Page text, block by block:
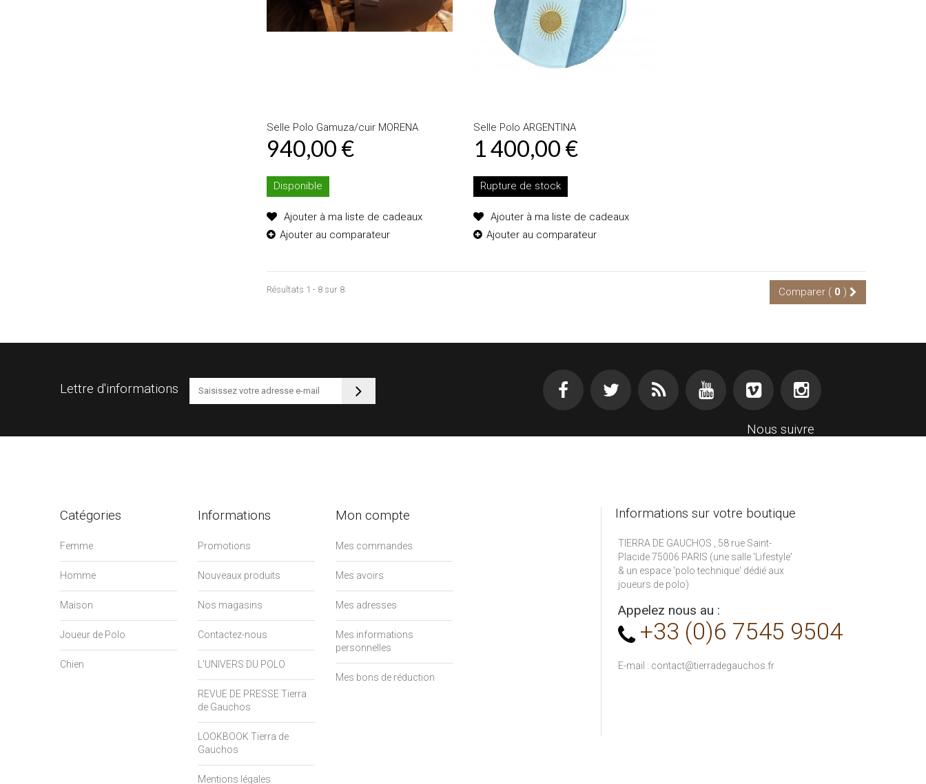
Selle Polo Gamuza/cuir MORENA
940,00 €
Disponible
Ajouter à ma liste de cadeaux
Ajouter au comparateur
panier
Détails
Selle Polo ARGENTINA
1 400,00 €
Rupture de stock
Ajouter à ma liste de cadeaux
Ajouter au comparateur
Comparer ( 0 )
Résultats 1 - 8 sur 8.
Lettre d'informations
Nous suivre
Catégories
Femme
Homme
Maison
Joueur de Polo
Chien
Informations
Promotions
Nouveaux produits
Nos magasins
Contactez-nous
L'UNIVERS DU POLO
REVUE DE PRESSE Tierra
de Gauchos
LOOKBOOK Tierra de
Gauchos
Mentions légales
Mon compte
Mes commandes
Mes avoirs
Mes adresses
Mes informations
personnelles
Mes bons de réduction
Informations sur votre boutique
TIERRA DE GAUCHOS , 58 rue Saint-
Placide 75006 PARIS (une salle 'Lifestyle'
& un espace 'polo technique' dédié aux
joueurs de polo)
Appelez nous au :
+33 (0)6 7545 9504
E-mail : contact@tierradegauchos.fr